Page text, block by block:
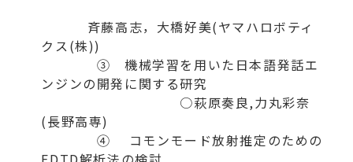
斉藤高志，大橋好美(ヤマハロボティ
クス(株))
③ 機械学習を用いた日本語発話エ
ンジンの開発に関する研究
○萩原奏良,力丸彩奈
(長野高専)
④ コモンモード放射推定のための